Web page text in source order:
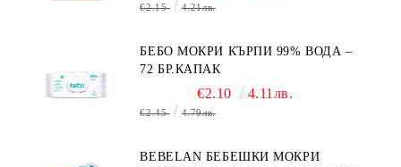
€2.15 4.21лв.
БЕБО МОКРИ КЪРПИ 99% ВОДА –
72 БР.КАПАК
€2.10 4.11лв.
€2.45 4.79лв.
BEBELAN БЕБЕШКИ МОКРИ